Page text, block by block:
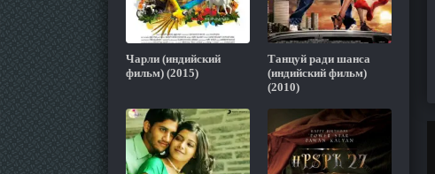
Чарли (индийский
фильм) (2015)
Танцуй ради шанса
(индийский фильм)
(2010)